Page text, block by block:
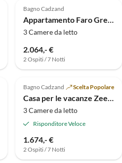
Bagno Cadzand
3 Camere da letto
2.064,- €
2 Ospiti / 7 Notti
Bagno Cadzand Scelta Popolare
3 Camere da letto
Risponditore Veloce
1.674,- €
2 Ospiti / 7 Notti